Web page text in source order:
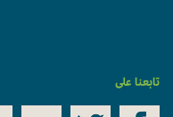
تابعنا على